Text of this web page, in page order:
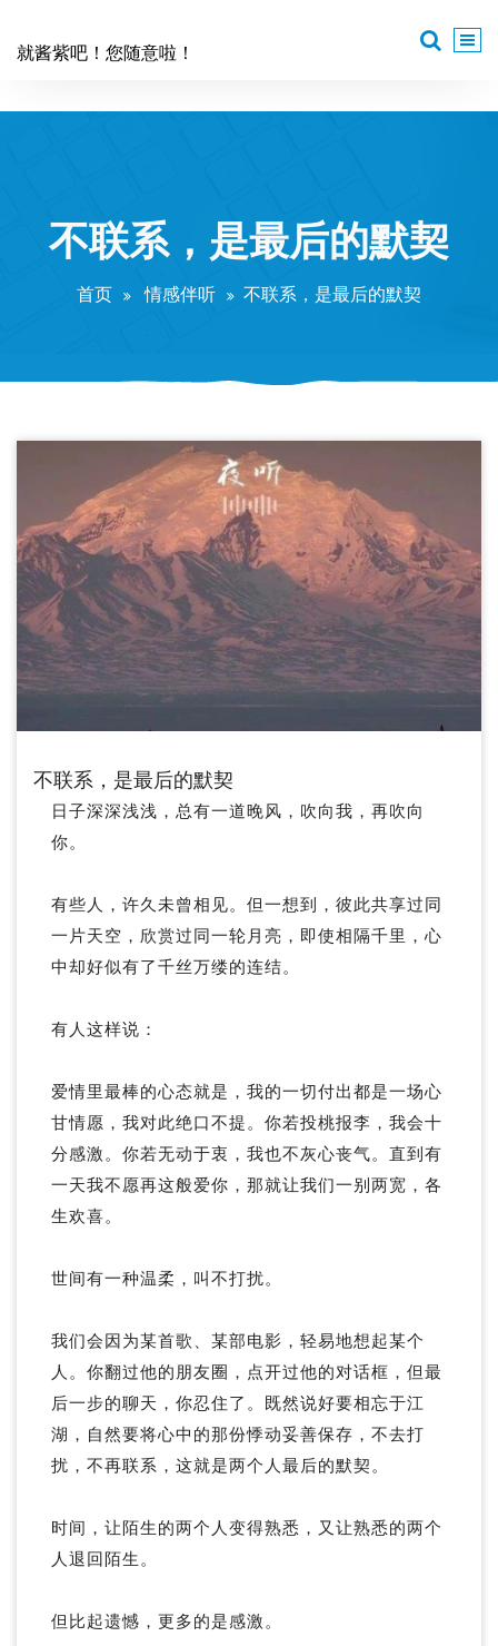
就酱紫吧！您随意啦！
不联系，是最后的默契
首页 情感伴听 不联系，是最后的默契
不联系，是最后的默契
日子深深浅浅，总有一道晚风，吹向我，再吹向
你。
有些人，许久未曾相见。但一想到，彼此共享过同
一片天空，欣赏过同一轮月亮，即使相隔千里，心
中却好似有了千丝万缕的连结。
有人这样说：
爱情里最棒的心态就是，我的一切付出都是一场心
甘情愿，我对此绝口不提。你若投桃报李，我会十
分感激。你若无动于衷，我也不灰心丧气。直到有
一天我不愿再这般爱你，那就让我们一别两宽，各
生欢喜。
世间有一种温柔，叫不打扰。
我们会因为某首歌、某部电影，轻易地想起某个
人。你翻过他的朋友圈，点开过他的对话框，但最
后一步的聊天，你忍住了。既然说好要相忘于江
湖，自然要将心中的那份悸动妥善保存，不去打
扰，不再联系，这就是两个人最后的默契。
时间，让陌生的两个人变得熟悉，又让熟悉的两个
人退回陌生。
但比起遗憾，更多的是感激。